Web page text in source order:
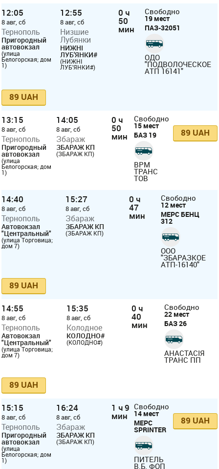
12:05
8 авг, сб
Тернополь
Пригородный
автовокзал
(улица
Белогорская; дом
1)
12:55
8 авг, сб
Низшие
Лубянки
НИЖНІ
ЛУБ'ЯНКИ#
(НИЖНІ
ЛУБ'ЯНКИ#)
0 ч
50
мин
Свободно
19 мест
ПАЗ-32051
ОДО
"ПОДВОЛОЧЕСКОЕ
АТП 16141"
89 UAH
13:15
8 авг, сб
Тернополь
Пригородный
автовокзал
(улица
Белогорская; дом
1)
14:05
8 авг, сб
Збараж
ЗБАРАЖ КП
(ЗБАРАЖ КП)
0 ч
50
мин
Свободно
15 мест
БАЗ 19
ВРМ
ТРАНС
ТОВ
89 UAH
14:40
8 авг, сб
Тернополь
Автовокзал
"Центральный"
(улица Торговица;
дом 7)
15:27
8 авг, сб
Збараж
ЗБАРАЖ КП
(ЗБАРАЖ КП)
0 ч
47
мин
Свободно
12 мест
МЕРС БЕНЦ
312
ООО
"ЗБАРАЗКОЕ
АТП-16140"
89 UAH
14:55
8 авг, сб
Тернополь
Автовокзал
"Центральный"
(улица Торговица;
дом 7)
15:35
8 авг, сб
Колодное
КОЛОДНО#
(КОЛОДНО#)
0 ч
40
мин
Свободно
22 мест
БАЗ 26
АНАСТАСІЯ
ТРАНС ПП
89 UAH
15:15
8 авг, сб
Тернополь
Пригородный
автовокзал
(улица
Белогорская; дом
1)
16:24
8 авг, сб
Збараж
ЗБАРАЖ КП
(ЗБАРАЖ КП)
1 ч 9
мин
Свободно
14 мест
МЕРС
SPRINTER
ПИТЕЛЬ
В.Б. ФОП
89 UAH